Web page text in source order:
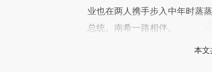
业也在两人携手步入中年时蒸
总统。南希一路相伴。
本文